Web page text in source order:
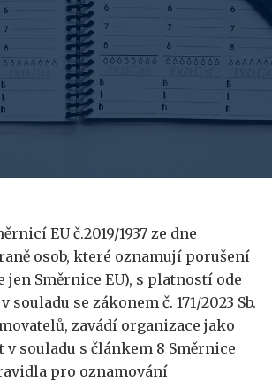
EU č.2019/1937 ze dne
osob, které oznamují porušení
jen Směrnice EU), s platností ode
v souladu se zákonem č. 171/2023 Sb.
zavádí organizace jako
souladu s článkem 8 Směrnice
pro oznamování